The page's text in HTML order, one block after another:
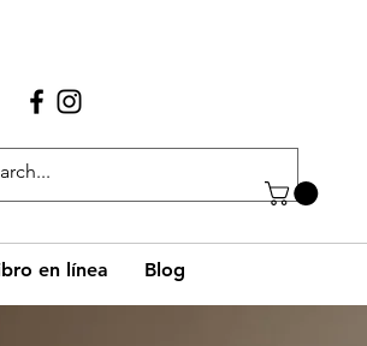
en línea Blog